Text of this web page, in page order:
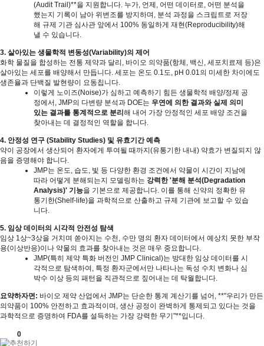
(Audit Trail)**을 지원합니다. 누가, 언제 , 어떤 데이터로, 어떤 분석을
했는지 기록이 남아 위변조를 방지하며 , 분석 과정을 스크립트로 저장
해 규제 기관 심사관 앞에서 100% 동일하게 재현(Reproducibility)해
낼 수 있습니다.
3. 살아있는 생물학적 변동성(Variability)의 제어
화학 물질을 합성하는 전통 제약과 달리 , 바이오 의약품(항체 , 백신, 세포치료제 등)은
살아있는 세포를 배양해서 만듭니다. 세포는 온도 0.1도, pH 0.01의 미세한 차이에도
생존율과 단백질 발현량이 요동칩니다.
이렇게 노이즈(Noise)가 심하고 예측하기 힘든 생물학적 배양/정제 공
정에서 , JMP의 다변량 분석과 DOE는 우연에 의한 결과와 실제 의미
있는 결과를 통계적으로 분리 해 내어 가장 안정적인 세포 배양 조건을
찾아내는 데 결정적인 역할을 합니다.
4. 안정성 연구 (Stability Studies) 및 유효기간 예측
약이 공장에서 생산되어 환자에게 투여될 때까지 (유통기한 내내) 약효가 변질되지 않
음을 증명해야 합니다.
JMP는 온도, 습도, 빛 등 다양한 환경 조건에서 약물이 시간이 지남에
따라 어떻게 분해되는지 모델링하는 강력한'분해 분석(Degradation
Analysis)' 기능을 기본으로 제공합니다. 이를 통해 신약의 정확한 유
통기한(Shelf-life)을 과학적으로 산출하고 규제 기관에 보고할 수 있습
니다.
5. 임상 데이터의 시각적 안전성 탐색
임상 1상~3상을 거치며 쏟아지는 수천 , 수만 명의 환자 데이터에서 예상치 못한 부작
용(이상반응)이나 약물의 효과를 찾아내는 것은 매우 중요합니다.
JMP(특히 제약 특화 버전인 JMP Clinical)는 방대한 임상 데이터를 시
각적으로 탐색하여 , 특정 환자군에서만 나타나는 독성 수치 변화나 심
박수 이상 등의 패턴을 직관적으로 짚어내는 데 탁월합니다.
요약하자면: 바이오 제약 산업에서 JMP는 단순한 통계 계산기를 넘어 , **"우리가 만든
의약품이
100% 안전하고 효과적이며 , 생산 공정이 완벽하게 통제되고 있다는 것을
과학적으로 증명하여 FDA를 설득하는 가장 강력한 무기 "**입니다.
0